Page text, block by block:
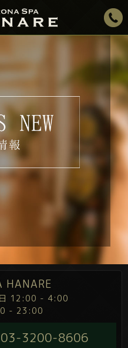
HANARE
日 12:00 - 4:00
- 23:00
03-3200-8606